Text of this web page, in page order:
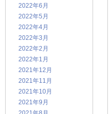
2022年6月
2022年5月
2022年4月
2022年3月
2022年2月
2022年1月
2021年12月
2021年11月
2021年10月
2021年9月